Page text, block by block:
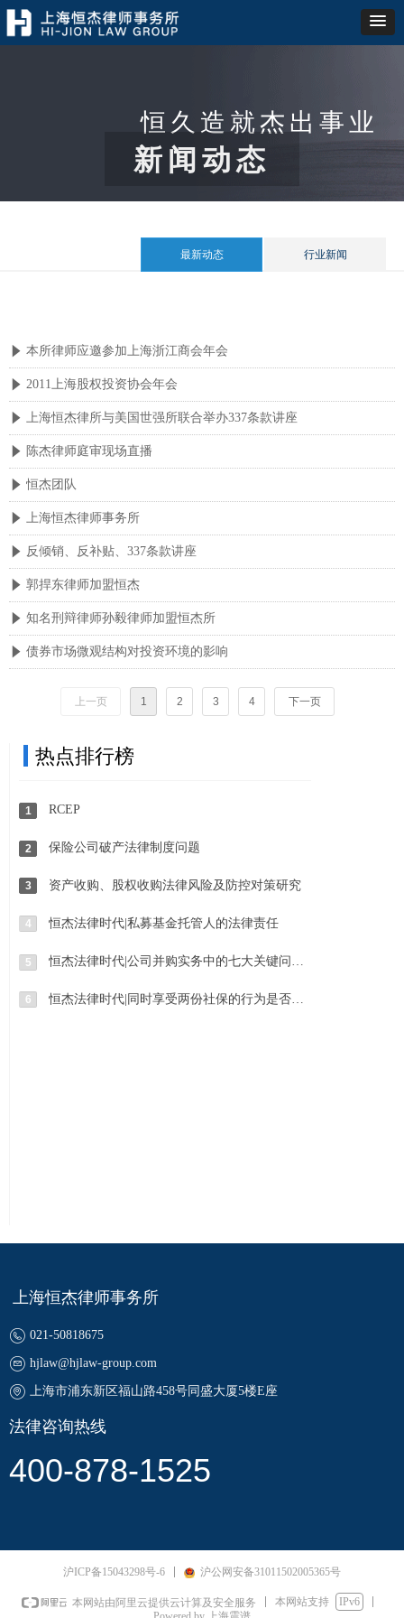
最新动态 行业新闻
恒久造就杰出事业
新闻动态
RCEP
保险公司破产法律制度问题
资产收购、股权收购法律风险及防控对策研究
恒杰法律时代|私募基金托管人的法律责任
恒杰法律时代|公司并购实务中的七大关键问题及解决方案
恒杰法律时代|同时享受两份社保的行为是否构成诈骗罪
1
3
2
4
5
6
热点排行榜
념 本所律师应邀参加上海浙江商会年会
념 2011上海股权投资协会年会
념 上海恒杰律所与美国世强所联合举办337条款讲座
념 陈杰律师庭审现场直播
념 恒杰团队
념 上海恒杰律师事务所
념 反倾销、反补贴、337条款讲座
념 郭捍东律师加盟恒杰
념 知名刑辩律师孙毅律师加盟恒杰所
념 债券市场微观结构对投资环境的影响
上一页 1 2 3 4 下一页
法律咨询热线
400-878-1525
021-50818675
hjlaw@hjlaw-group.com
上海市浦东新区福山路458号同盛大厦5楼E座
上海恒杰律师事务所
沪ICP备15043298号-6 沪公网安备31011502005365号
本网站由阿里云提供云计算及安全服务 本网站支持
IPv6